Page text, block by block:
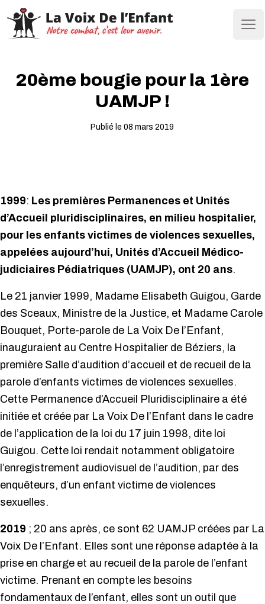
20ème bougie pour la 1ère
UAMJP !
Publié le 08 mars 2019
1999: Les premières Permanences et Unités
d’Accueil pluridisciplinaires, en milieu hospitalier,
pour les enfants victimes de violences sexuelles,
appelées aujourd’hui, Unités d’Accueil Médico-
judiciaires Pédiatriques (UAMJP), ont 20 ans.
Le 21 janvier 1999, Madame Elisabeth Guigou, Garde
des Sceaux, Ministre de la Justice, et Madame Carole
Bouquet, Porte-parole de La Voix De l’Enfant,
inauguraient au Centre Hospitalier de Béziers, la
première Salle d’audition d’accueil et de recueil de la
parole d’enfants victimes de violences sexuelles.
Cette Permanence d’Accueil Pluridisciplinaire a été
initiée et créée par La Voix De l’Enfant dans le cadre
de l’application de la loi du 17 juin 1998, dite loi
Guigou. Cette loi rendait notamment obligatoire
l’enregistrement audiovisuel de l’audition, par des
enquêteurs, d’un enfant victime de violences
sexuelles.
2019 ; 20 ans après, ce sont 62 UAMJP créées par La
Voix De l’Enfant. Elles sont une réponse adaptée à la
prise en charge et au recueil de la parole de l’enfant
victime. Prenant en compte les besoins
fondamentaux de l’enfant, elles sont un outil que